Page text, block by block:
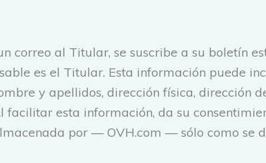
correo al Titular, se suscribe a su boletín
es el Titular. Esta información puede
y apellidos, dirección física, dirección
esta información, da su
por — OVH.com — sólo como se